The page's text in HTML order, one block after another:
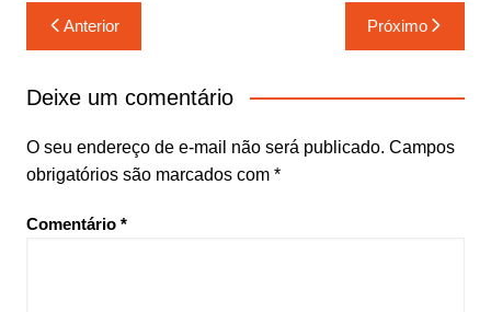
Navegação
de
Post
Anterior Próximo
Deixe um comentário
O seu endereço de e-mail não será publicado. Campos
obrigatórios são marcados com *
Comentário *